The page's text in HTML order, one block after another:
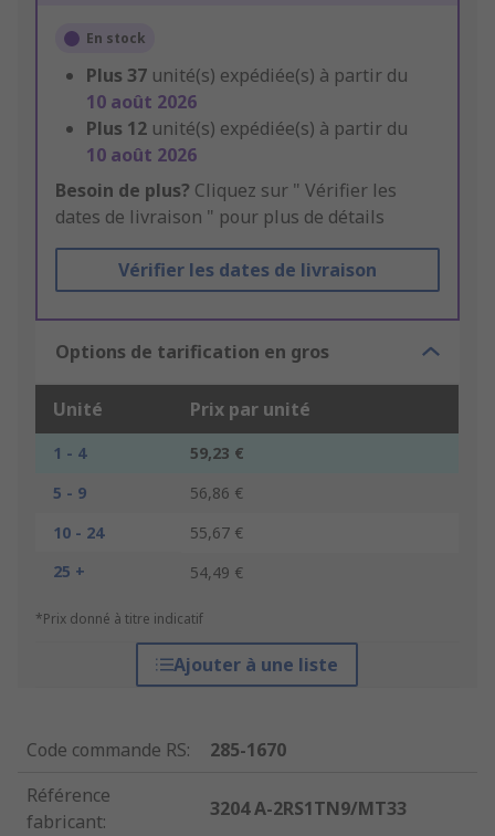
En stock
Plus 37 unité(s) expédiée(s) à partir du
10 août 2026
Plus 12 unité(s) expédiée(s) à partir du
10 août 2026
Besoin de plus? Cliquez sur " Vérifier les
dates de livraison " pour plus de détails
Vérifier les dates de livraison
Options de tarification en gros
Unité Prix par unité
1 - 4
59,23 €
5 - 9
56,86 €
10 - 24
55,67 €
25 +
54,49 €
*Prix donné à titre indicatif
Ajouter à une liste
Code commande RS:
285-1670
Référence
fabricant:
3204 A-2RS1TN9/MT33